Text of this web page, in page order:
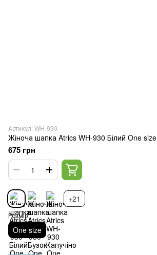
Артикул: WH-930
Жіноча шапка Atrics WH-930 Білий One size
675 грн
+21
Розмір
One size